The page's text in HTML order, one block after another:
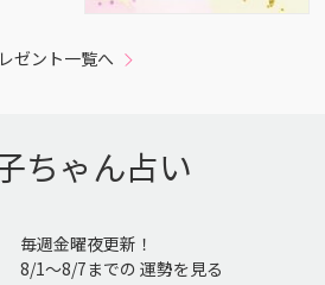
ゼント一覧へ
ちゃん占い
毎週金曜夜更新！
8/1〜8/7までの 運勢を見る